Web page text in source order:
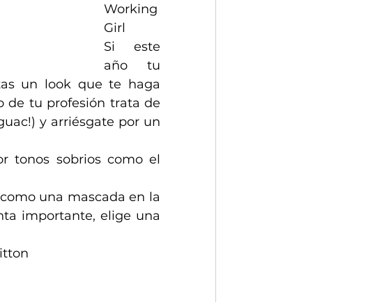
Working
Girl
Si este
año tu
un look que te haga
de tu profesión trata de
y arriésgate por un
tonos sobrios como el
una mascada en la
importante, elige una